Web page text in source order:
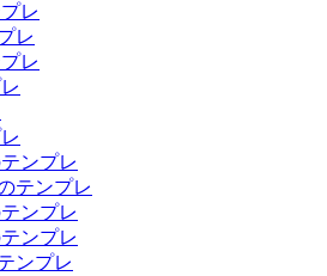
レ
レ
レ
ンプレ
テンプレ
ンプレ
ンプレ
ンプレ